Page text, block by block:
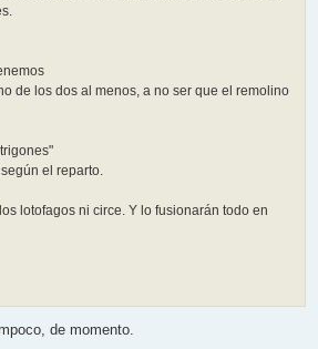
de los dos al menos, a no ser que el remolino
el reparto.
lotofagos ni circe. Y lo fusionarán todo en
de momento.